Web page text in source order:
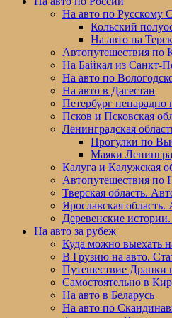
На авто по Русскому
Кольский
На авто на
Автопутешествия по
На Байкал из Санкт-
На авто по
На авто в Дагестан
Петербург непарадно
Псков и Псковская
Ленинградская
Прогулки по
Маяки
Калуга и Калужская
Автопутешествия по
Тверская область.
Ярославская
Деревенские
На авто за рубеж
Куда можно выехать
В Грузию на авто.
Путешествие Дранки
Самостоятельно в
На авто в Беларусь
На авто по